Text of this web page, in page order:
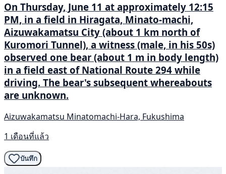
On Thursday, June 11 at approximately 12:15
PM, in a field in Hiragata, Minato-machi,
Aizuwakamatsu City (about 1 km north of
Kuromori Tunnel), a witness (male, in his 50s)
observed one bear (about 1 m in body length)
in a field east of National Route 294 while
driving. The bear's subsequent whereabouts
are unknown.
Aizuwakamatsu Minatomachi-Hara, Fukushima
1 เดือนที่แล้ว
บันทึก